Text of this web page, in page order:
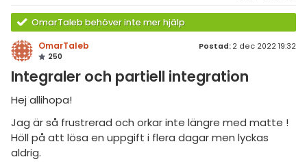
OmarTaleb behöver inte mer hjälp
OmarTaleb
250
Postad: 2 dec 2022 19:32
Integraler och partiell integration
Hej allihopa!
Jag är så frustrerad och orkar inte längre med matte !
Höll på att lösa en uppgift i flera dagar men lyckas
aldrig.
Alla trådar
7
8
9
1
2
3
Matte 5
Alla trådar
Kongruensräkning
Kombinatorik
& Bygg